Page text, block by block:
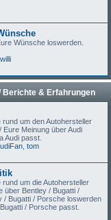
Wünsche loswerden.
willi
Berichte & Erfahrungen
um den Autohersteller
Meinung über Audi
Audi passt.
tom
um die Autohersteller
über Bentley / Bugatti /
/ Bugatti / Porsche loswerden
/ Porsche passt.